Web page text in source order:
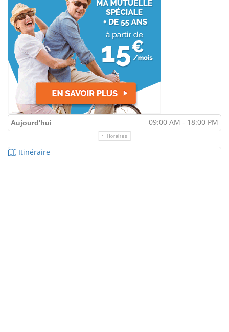
Aujourd'hui 09:00 AM - 18:00 PM
Horaires
Itinéraire